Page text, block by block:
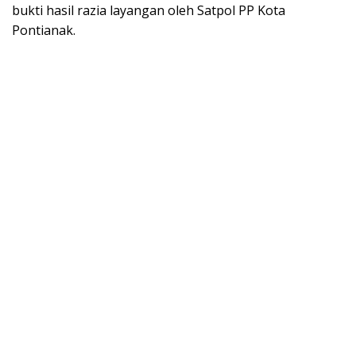
bukti hasil razia layangan oleh Satpol PP Kota
Pontianak.